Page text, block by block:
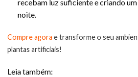
recebam luz suficiente e criando
noite.
Compre agora e transforme o seu
plantas artificiais!
Leia também: